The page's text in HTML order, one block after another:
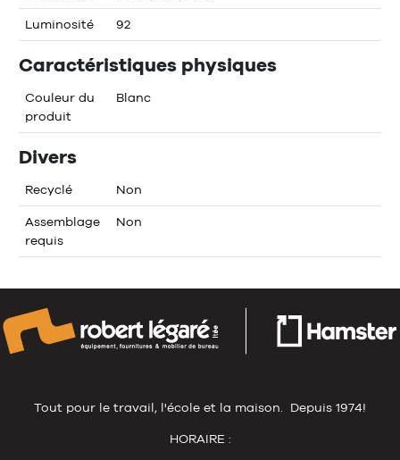
Luminosité 92
Caractéristiques physiques
Couleur du
produit
Blanc
Divers
Recyclé Non
Assemblage
requis
Non
Tout pour le travail, l'école et la maison. Depuis 1974!
HORAIRE :